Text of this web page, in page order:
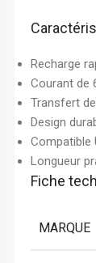
Recharge
Courant de
Transfert
Design
Compatible
Longueur
Fiche
MARQUE